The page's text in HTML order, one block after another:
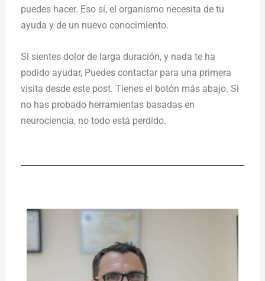
puedes hacer. Eso sí, el organismo necesita de tu
ayuda y de un nuevo conocimiento.
Si sientes dolor de larga duración, y nada te ha
podido ayudar, Puedes contactar para una primera
visita desde este post. Tienes el botón más abajo. Si
no has probado herramientas basadas en
neurociencia, no todo está perdido.